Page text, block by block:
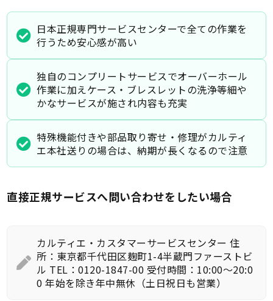
日本正規専門サービスセンターで全ての作業を
行うため安心感が高い
独自のコンプリートサービスでオーバーホール
作業に加えケース・ブレスレットの洗浄等細や
かなサービスが施され内容も充実
特殊機能付きや部品取り寄せ・修理がカルティ
エ本社送りの場合は、納期が長くなるので注意
直接正規サービスへ問い合わせをしたい場合
カルティエ・カスタマーサービスセンター 住
所：東京都千代田区麹町1-4半蔵門ファーストビ
ル TEL：0120-1847-00 受付時間：10:00～20:0
0 年始を除き年中無休（土日祝日も営業）